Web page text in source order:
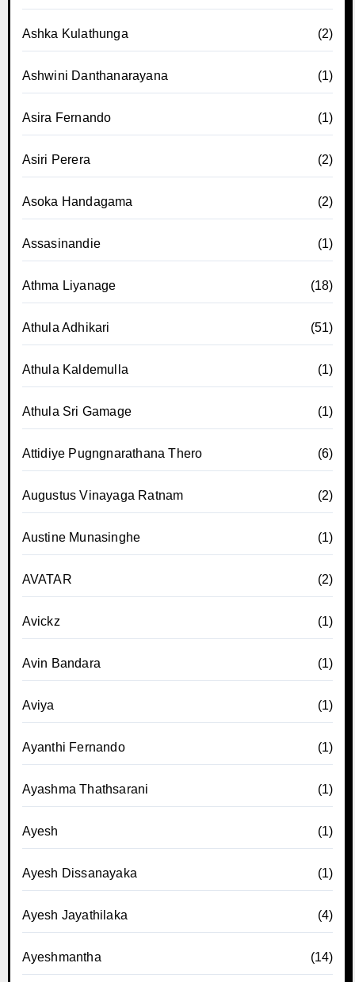
Ashka Kulathunga (2)
Ashwini Danthanarayana (1)
Asira Fernando (1)
Asiri Perera (2)
Asoka Handagama (2)
Assasinandie (1)
Athma Liyanage (18)
Athula Adhikari (51)
Athula Kaldemulla (1)
Athula Sri Gamage (1)
Attidiye Pugngnarathana Thero (6)
Augustus Vinayaga Ratnam (2)
Austine Munasinghe (1)
AVATAR (2)
Avickz (1)
Avin Bandara (1)
Aviya (1)
Ayanthi Fernando (1)
Ayashma Thathsarani (1)
Ayesh (1)
Ayesh Dissanayaka (1)
Ayesh Jayathilaka (4)
Ayeshmantha (14)